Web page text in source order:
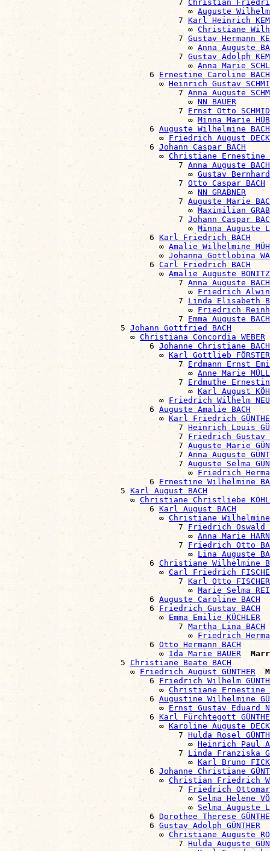
                                    7
Christian
                                      ∞
Auguste
                                    7
Karl Heinrich
                                      ∞
Christiane
                                    7
Gustav Hermann
                                      ∞
Anna Auguste
                                    7
Gustav Adolph
                                      ∞
Anna Marie
                              6
Ernestine Caroline BACH
                                ∞
Heinrich Gustav
                                    7
Anna Auguste
                                      ∞
NN BAUER
                                    7
Ernst Otto
                                      ∞
Minna Marie
                              6
Auguste Wilhelmine BACH
                                ∞
Friedrich August
                              6
Johann Caspar BACH
                                ∞
Christiane Ernestine
                                    7
Anna Auguste BACH
                                      ∞
Gustav Bernhard
                                    7
Otto Caspar BACH
                                      ∞
NN GRABNER
                                    7
Auguste Marie
                                      ∞
Maximilian
                                    7
Johann Caspar
                                      ∞
Minna Auguste
                              6
Karl Friedrich BACH
                                ∞
Amalie Wilhelmine
                                ∞
Johanna Gottlobina
                              6
Carl Friedrich BACH
                                ∞
Amalie Auguste BONITZ
                                    7
Anna Auguste BACH
                                      ∞
Friedrich Alwin
                                    7
Linda Elisabeth
                                      ∞
Friedrich
                                    7
Emma Auguste BACH
                        5
Johann Gottfried BACH
                          ∞
Christiana Concordia WEBER
                              6
Johanne Christiane BACH
                                ∞
Karl Gottlieb FÖRSTER
                                    7
Erdmann Ernst
                                      ∞
Anne Marie
                                    7
Erdmuthe
                                      ∞
Karl August
                                ∞
Friedrich Wilhelm
                              6
Auguste Amalie BACH
                                ∞
Karl Friedrich
                                    7
Heinrich Louis
                                    7
Friedrich Gustav
                                    7
Auguste Marie
                                    7
Anna Auguste
                                    7
Auguste Selma
                                      ∞
Friedrich
                              6
Ernestine Wilhelmine
                        5
Karl August BACH
                          ∞
Christiane Christliebe
                              6
Karl August BACH
                                ∞
Christiane Wilhelmine
                                    7
Friedrich Oswald
                                      ∞
Anna Marie
                                    7
Friedrich Otto
                                      ∞
Lina Auguste
                              6
Christiane Wilhelmine
                                ∞
Carl Friedrich
                                    7
Karl Otto FISCHER
                                      ∞
Marie Selma
                              6
Auguste Caroline BACH
                              6
Friedrich Gustav BACH
                                ∞
Emma Emilie KÜCHLER
                                    7
Martha Lina BACH
                                      ∞
Friedrich
                              6
Otto Hermann BACH
                                ∞
Ida Marie BAUER
                        5
Christiane Beate BACH
                          ∞
Friedrich August GÜNTHER
                              6
Friedrich Wilhelm
                                ∞
Christiane Ernestine
                              6
Augustine Wilhelmine
                                ∞
Ernst Gustav Eduard
                              6
Karl Fürchtegott
                                ∞
Karoline Auguste
                                    7
Hulda Rosel
                                      ∞
Heinrich Paul
                                    7
Linda Franziska
                                      ∞
Karl Bruno
                              6
Johanne Christiane
                                ∞
Christian Friedrich
                                    7
Friedrich Ottomar
                                      ∞
Selma Helene
                                      ∞
Selma Auguste
                              6
Dorothee Therese
                              6
Gustav Adolph GÜNTHER
                                ∞
Christiane Auguste
                                    7
Hulda Auguste